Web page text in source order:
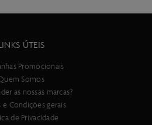
meramente ilustrativas.
ÚTEIS
Promocionais
Somos
as nossas marcas?
e Condições gerais
de Privacidade